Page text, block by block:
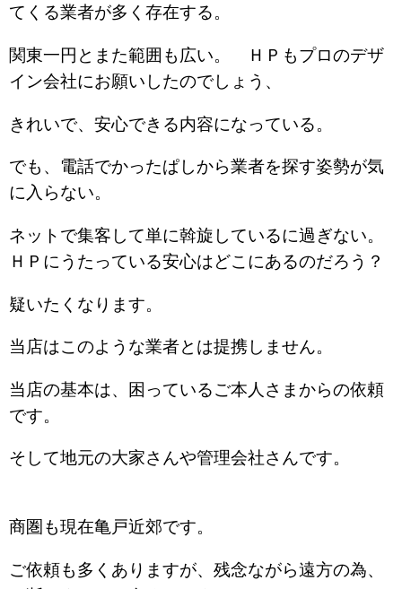
てくる業者が多く存在する。
関東一円とまた範囲も広い。 ＨＰもプロのデザ
イン会社にお願いしたのでしょう、
きれいで、安心できる内容になっている。
でも、電話でかったぱしから業者を探す姿勢が気
に入らない。
ネットで集客して単に斡旋しているに過ぎない。
ＨＰにうたっている安心はどこにあるのだろう？
疑いたくなります。
当店はこのような業者とは提携しません。
当店の基本は、困っているご本人さまからの依頼
です。
そして地元の大家さんや管理会社さんです。
商圏も現在亀戸近郊です。
ご依頼も多くありますが、残念ながら遠方の為、